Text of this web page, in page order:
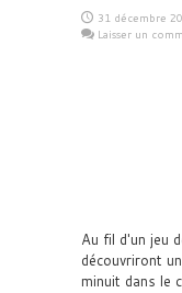
31 décembre
Laisser un
Au fil d'un jeu
découvriront
minuit dans le